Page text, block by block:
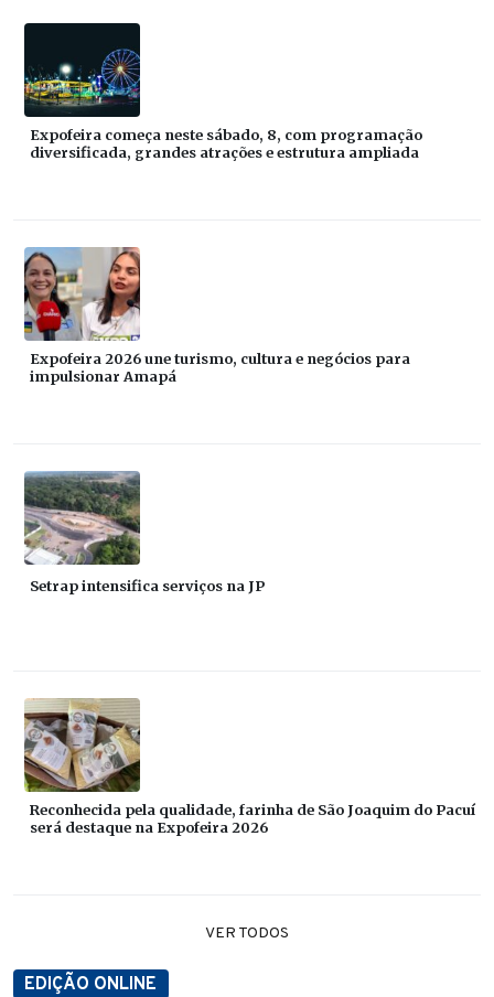
Expofeira começa neste sábado, 8, com programação
diversificada, grandes atrações e estrutura ampliada
Expofeira 2026 une turismo, cultura e negócios para
impulsionar Amapá
Setrap intensifica serviços na JP
Reconhecida pela qualidade, farinha de São Joaquim do Pacuí
será destaque na Expofeira 2026
VER TODOS
EDIÇÃO ONLINE